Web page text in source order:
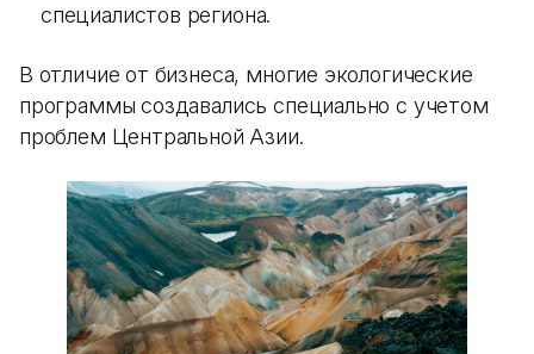
специалистов региона.
В отличие от бизнеса, многие экологические
программы создавались специально с учетом
проблем Центральной Азии.